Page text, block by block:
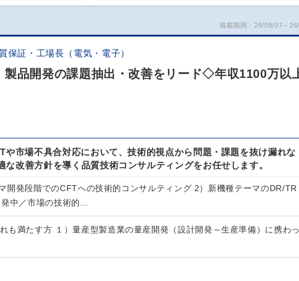
掲載期間：26/08/07～
保証・工場長（電気・電子）
製品開発の課題抽出・改善をリード◇年収1100万以
や市場不具合対応において、技術的視点から問題・課題を抜け漏れな
な改善方針を導く品質技術コンサルティングをお任せします。
開発段階でのCFTへの技術的コンサルティング 2）新機種テーマのDR/TR
中／市場の技術的…
も満たす方 １）量産型製造業の量産開発（設計開発～生産準備）に携わ